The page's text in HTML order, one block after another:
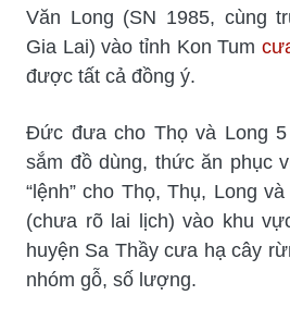
Văn Long (SN 1985, cùng
Gia Lai) vào tỉnh Kon Tum
được tất cả đồng ý.
Đức đưa cho Thọ và Long
sắm đồ dùng, thức ăn phục
“lệnh” cho Thọ, Thụ, Long
(chưa rõ lai lịch) vào khu
huyện Sa Thầy cưa hạ cây
nhóm gỗ, số lượng.